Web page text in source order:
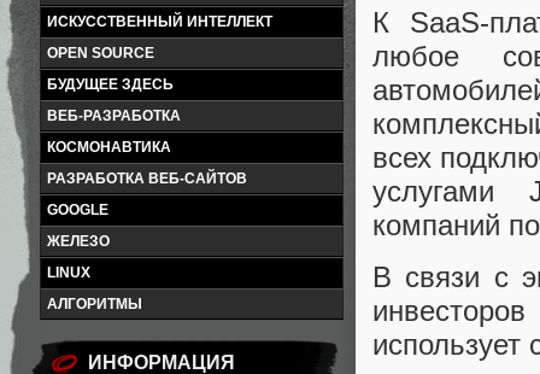
ИСКУССТВЕННЫЙ ИНТЕЛЛЕКТ
OPEN SOURCE
БУДУЩЕЕ ЗДЕСЬ
ВЕБ-РАЗРАБОТКА
КОСМОНАВТИКА
РАЗРАБОТКА ВЕБ-САЙТОВ
GOOGLE
ЖЕЛЕЗО
LINUX
АЛГОРИТМЫ
ИНФОРМАЦИЯ
К SaaS-
любое
всех
услугами
компаний
В связи с